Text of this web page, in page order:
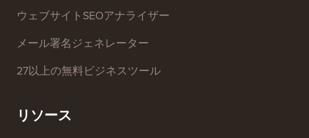
ビジネス名ジェネレーター
WordPress テーマ検出ツール
SEOキーワードジェネレーター
ウェブサイトSEOアナライザー